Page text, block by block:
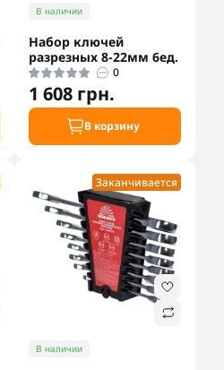
В наличии
Набор ключей
разрезных 8-22мм 6ед.
0
1 608 грн.
В корзину
Заканчивается
В наличии